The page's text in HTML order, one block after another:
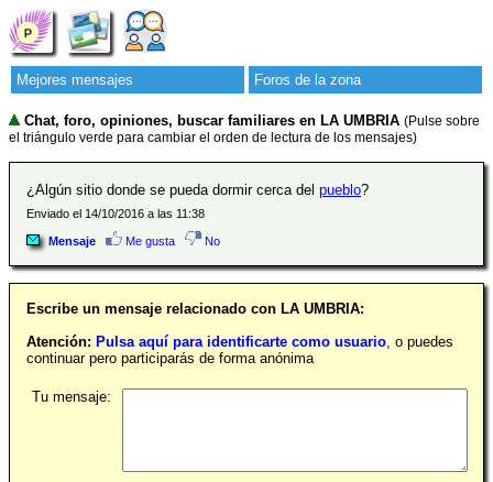
Mejores mensajes Foros de la zona
Chat, foro, opiniones, buscar familiares en LA UMBRIA (Pulse sobre
el triángulo verde para cambiar el orden de lectura de los mensajes)
¿Algún sitio donde se pueda dormir cerca del pueblo?
Enviado el 14/10/2016 a las 11:38
Mensaje Me gusta No
Escribe un mensaje relacionado con LA UMBRIA:
Atención: Pulsa aquí para identificarte como usuario, o puedes
continuar pero participarás de forma anónima
Tu mensaje: